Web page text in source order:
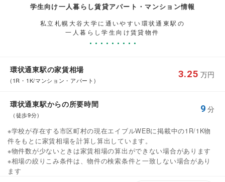
学生向け一人暮らし賃貸アパート・マンション情報
私立札幌大谷大学に通いやすい環状通東駅の
一人暮らし学生向け賃貸物件
環状通東駅の家賃相場
(1R・1K/マンション・アパート)
3.25 万円
環状通東駅からの所要時間
（徒歩9分)
9 分
※学校が存在する市区町村の現在エイブルWEBに掲載中の1R/1K物
件をもとに家賃相場を計算し算出しています。
※物件数が少ないときは家賃相場の算出ができない場合があります
※相場の絞りこみ条件は、物件の検索条件と一致しない場合があり
ます